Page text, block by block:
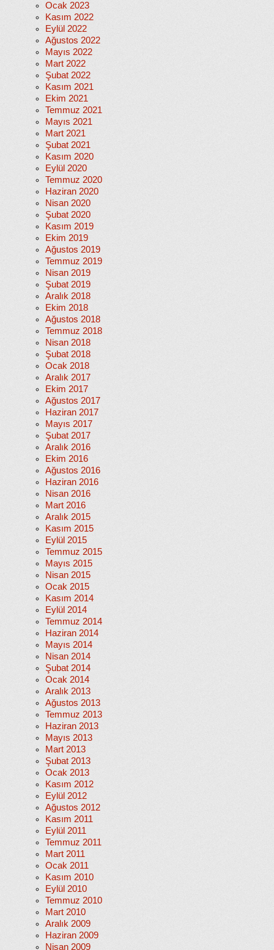
Ocak 2023
Kasım 2022
Eylül 2022
Ağustos 2022
Mayıs 2022
Mart 2022
Şubat 2022
Kasım 2021
Ekim 2021
Temmuz 2021
Mayıs 2021
Mart 2021
Şubat 2021
Kasım 2020
Eylül 2020
Temmuz 2020
Haziran 2020
Nisan 2020
Şubat 2020
Kasım 2019
Ekim 2019
Ağustos 2019
Temmuz 2019
Nisan 2019
Şubat 2019
Aralık 2018
Ekim 2018
Ağustos 2018
Temmuz 2018
Nisan 2018
Şubat 2018
Ocak 2018
Aralık 2017
Ekim 2017
Ağustos 2017
Haziran 2017
Mayıs 2017
Şubat 2017
Aralık 2016
Ekim 2016
Ağustos 2016
Haziran 2016
Nisan 2016
Mart 2016
Aralık 2015
Kasım 2015
Eylül 2015
Temmuz 2015
Mayıs 2015
Nisan 2015
Ocak 2015
Kasım 2014
Eylül 2014
Temmuz 2014
Haziran 2014
Mayıs 2014
Nisan 2014
Şubat 2014
Ocak 2014
Aralık 2013
Ağustos 2013
Temmuz 2013
Haziran 2013
Mayıs 2013
Mart 2013
Şubat 2013
Ocak 2013
Kasım 2012
Eylül 2012
Ağustos 2012
Kasım 2011
Eylül 2011
Temmuz 2011
Mart 2011
Ocak 2011
Kasım 2010
Eylül 2010
Temmuz 2010
Mart 2010
Aralık 2009
Haziran 2009
Nisan 2009